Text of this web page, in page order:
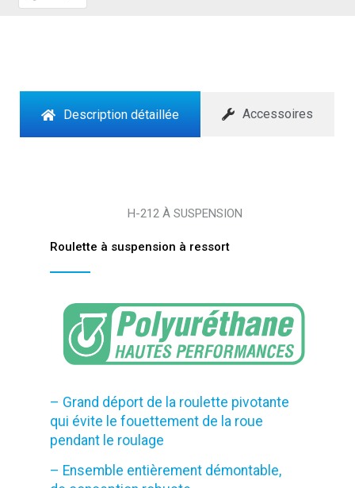
Description détaillée Accessoires
H-212 À SUSPENSION
Roulette à suspension à ressort
– Grand déport de la roulette pivotante
qui évite le fouettement de la roue
pendant le roulage
– Ensemble entièrement démontable,